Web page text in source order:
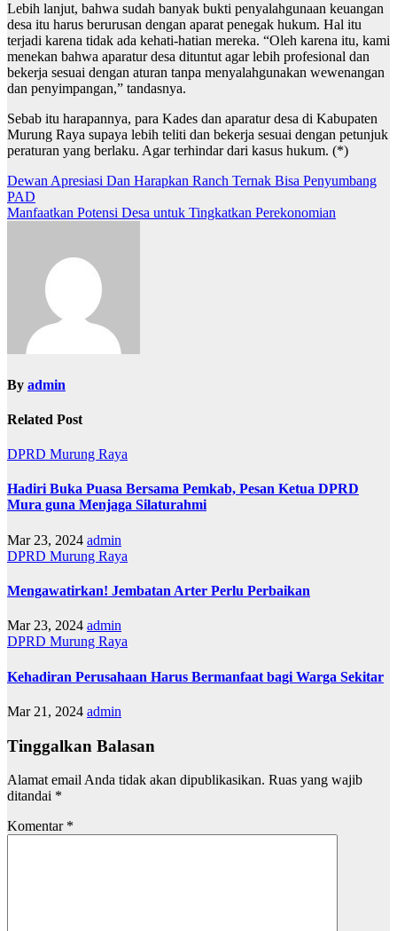
Lebih lanjut, bahwa sudah banyak bukti penyalahgunaan keuangan
desa itu harus berurusan dengan aparat penegak hukum. Hal itu
terjadi karena tidak ada kehati-hatian mereka. “Oleh karena itu, kami
menekan bahwa aparatur desa dituntut agar lebih profesional dan
bekerja sesuai dengan aturan tanpa menyalahgunakan wewenangan
dan penyimpangan,” tandasnya.
Sebab itu harapannya, para Kades dan aparatur desa di Kabupaten
Murung Raya supaya lebih teliti dan bekerja sesuai dengan petunjuk
peraturan yang berlaku. Agar terhindar dari kasus hukum. (*)
Navigasi
pos
Dewan Apresiasi Dan Harapkan Ranch Ternak Bisa Penyumbang
PAD
Manfaatkan Potensi Desa untuk Tingkatkan Perekonomian
By admin
Related Post
DPRD Murung Raya
Hadiri Buka Puasa Bersama Pemkab, Pesan Ketua DPRD
Mura guna Menjaga Silaturahmi
Mar 23, 2024 admin
DPRD Murung Raya
Mengawatirkan! Jembatan Arter Perlu Perbaikan
Mar 23, 2024 admin
DPRD Murung Raya
Kehadiran Perusahaan Harus Bermanfaat bagi Warga Sekitar
Mar 21, 2024 admin
Tinggalkan Balasan
Alamat email Anda tidak akan dipublikasikan. Ruas yang wajib
ditandai *
Komentar *